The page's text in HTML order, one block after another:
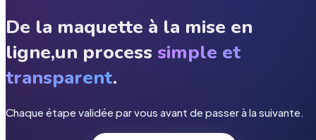
De la maquette à la mise en
ligne,un process simple et
transparent.
Chaque étape validée par vous avant de passer à la suivante.